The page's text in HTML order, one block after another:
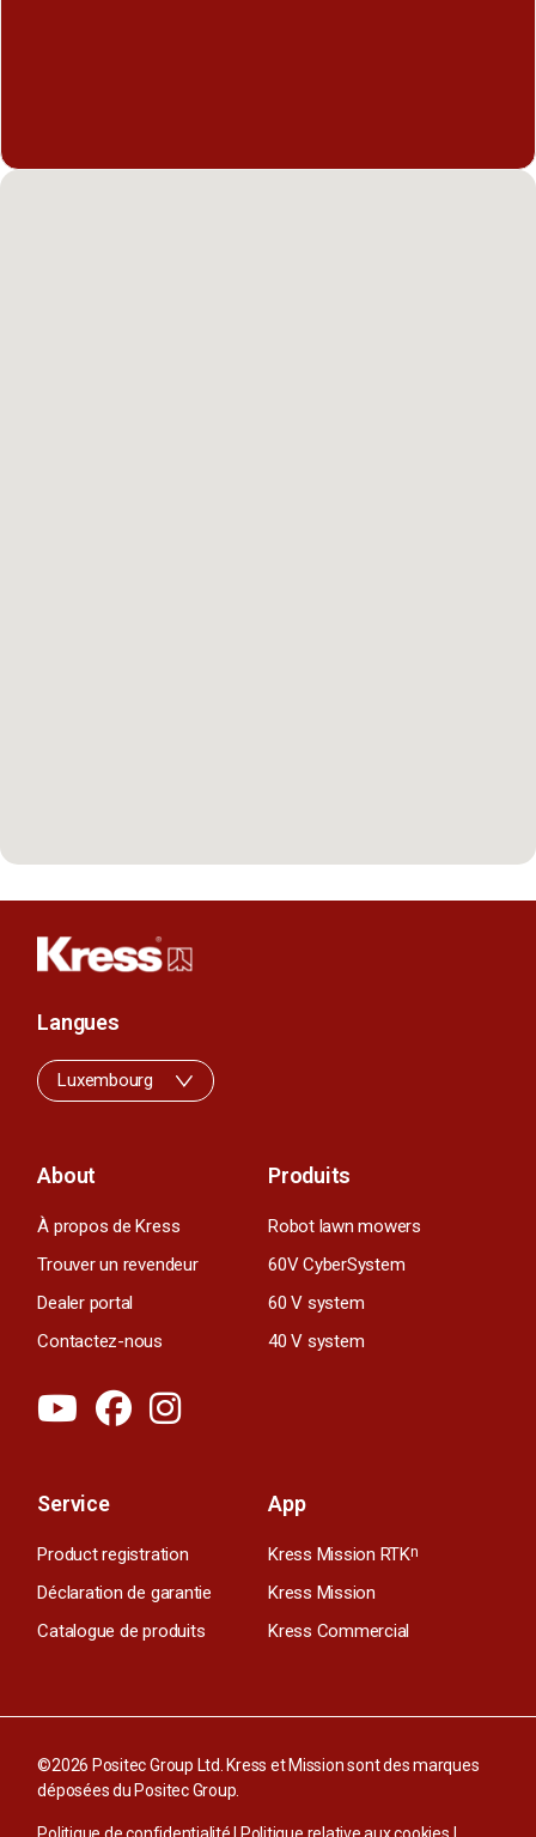
About
À propos de Kress
Trouver un revendeur
Dealer portal
Contactez-nous
Produits
Robot lawn mowers
60V CyberSystem
60 V system
40 V system
Service
Product registration
Déclaration de garantie
Catalogue de produits
App
Kress Mission RTKn
Kress Mission
Kress Commercial
Langues
Luxembourg
©2026 Positec Group Ltd. Kress et Mission sont des marques
déposées du Positec Group.